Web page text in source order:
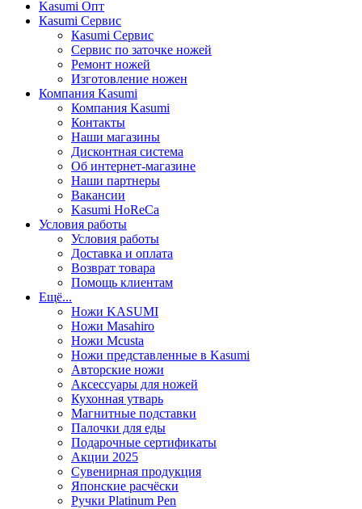
Kasumi Опт
Кasumi Сервис
Кasumi Сервис
Сервис по заточке ножей
Ремонт ножей
Изготовление ножен
Компания Kasumi
Компания Kasumi
Контакты
Наши магазины
Дисконтная система
Об интернет-магазине
Наши партнеры
Вакансии
Kasumi HoReCa
Условия работы
Условия работы
Доставка и оплата
Возврат товара
Помощь клиентам
Ещё...
Ножи KASUMI
Ножи Masahiro
Ножи Mcusta
Ножи представленные в Kasumi
Авторские ножи
Аксессуары для ножей
Кухонная утварь
Магнитные подставки
Палочки для еды
Подарочные сертификаты
Акции 2025
Сувенирная продукция
Японские расчёски
Ручки Platinum Pen